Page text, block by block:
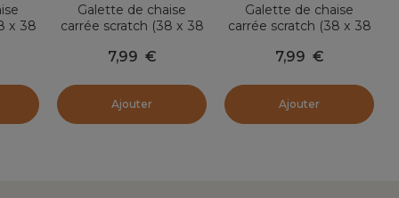
x 38
Galette de chaise
carrée scratch (38 x 38
7,99 €
Ajouter
Galette de chaise
carrée scratch (38 x 38
7,99 €
Ajouter